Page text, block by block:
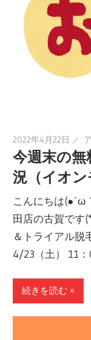
2022年4月22日
今週末の
況（イオン
こんにちは
田店の古賀です
＆トライアル脱
4/23（土） 11
続きを読む »